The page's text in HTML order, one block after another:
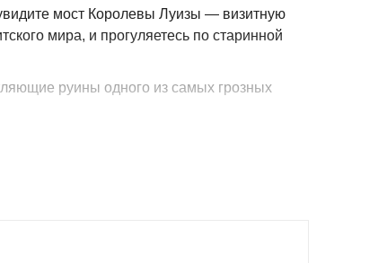
мост Королевы Луизы — визитную
мира, и прогуляетесь по старинной
руины одного из самых грозных